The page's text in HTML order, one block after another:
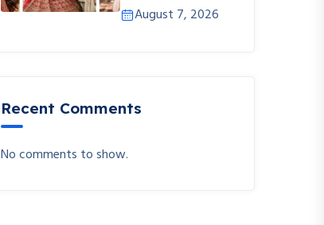
August 7, 2026
Recent Comments
No comments to show.